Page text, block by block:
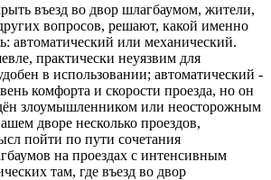
въезд во двор шлагбаумом, жители,
вопросов, решают, какой именно
автоматический или механический.
практически неуязвим для
в использовании; автоматический -
комфорта и скорости проезда, но он
злоумышленником или неосторожным
дворе несколько проездов,
пойти по пути сочетания
на проездах с интенсивным
там, где въезд во двор